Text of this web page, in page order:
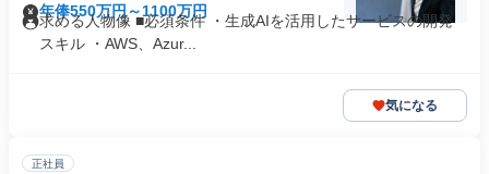
年俸550万円～1100万円
求める人物像 ■必須条件 ・生成AIを活用したサービスの開発
スキル ・AWS、Azur...
気になる
正社員